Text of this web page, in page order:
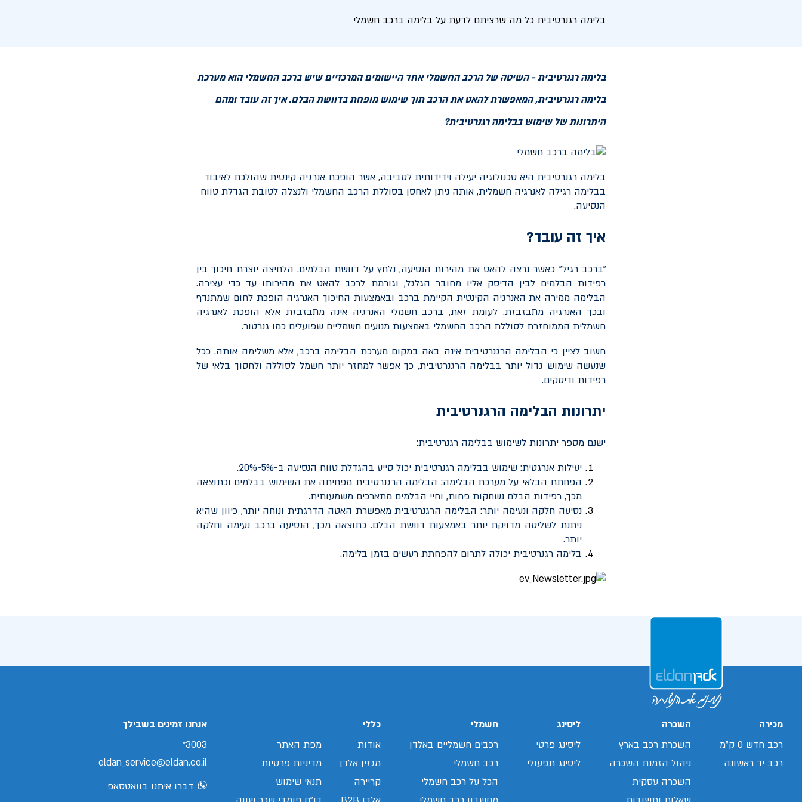
בלימה רגנרטיבית כל מה שרציתם לדעת על בלימה ברכב חשמלי
בלימה רגנרטיבית - השיטה של הרכב החשמלי אחד היישומים המרכזיים שיש ברכב החשמלי הוא מערכת
בלימה רגנרטיבית, המאפשרת להאט את הרכב תוך שימוש מופחת בדוושת הבלם. איך זה עובד ומהם
היתרונות של שימוש בבלימה רגנרטיבית?
בלימה רגנרטיבית היא טכנולוגיה יעילה וידידותית לסביבה, אשר הופכת אנרגיה קינטית שהולכת לאיבוד
בבלימה רגילה לאנרגיה חשמלית, אותה ניתן לאחסן בסוללת הרכב החשמלי ולנצלה לטובת הגדלת טווח
הנסיעה.
איך זה עובד?
"ברכב רגיל" כאשר נרצה להאט את מהירות הנסיעה, נלחץ על דוושת הבלמים. הלחיצה יוצרת חיכוך בין
רפידות הבלמים לבין הדיסק אליו מחובר הגלגל, וגורמת לרכב להאט את מהירותו עד כדי עצירה.
הבלימה ממירה את האנרגיה הקינטית הקיימת ברכב ובאמצעות החיכוך האנרגיה הופכת לחום שמתנדף
ובכך האנרגיה מתבזבזת. לעומת זאת, ברכב חשמלי האנרגיה אינה מתבזבזת אלא הופכת לאנרגיה
חשמלית הממוחזרת לסוללת הרכב החשמלי באמצעות מנועים חשמליים שפועלים כמו גנרטור.
חשוב לציין כי הבלימה הרגנרטיבית אינה באה במקום מערכת הבלימה ברכב, אלא משלימה אותה. ככל
שנעשה שימוש גדול יותר בבלימה הרגנרטיבית, כך אפשר למחזר יותר חשמל לסוללה ולחסוך בלאי של
רפידות ודיסקים.
יתרונות הבלימה הרגנרטיבית
ישנם מספר יתרונות לשימוש בבלימה רגנרטיבית:
יעילות אנרגטית: שימוש בבלימה רגנרטיבית יכול סייע בהגדלת טווח הנסיעה ב-5%-20%.
הפחתת הבלאי על מערכת הבלימה: הבלימה הרגנרטיבית מפחיתה את השימוש בבלמים וכתוצאה
מכך, רפידות הבלם נשחקות פחות, וחיי הבלמים מתארכים משמעותית.
נסיעה חלקה ונעימה יותר: הבלימה הרגנרטיבית מאפשרת האטה הדרגתית ונוחה יותר, כיוון שהיא
ניתנת לשליטה מדויקת יותר באמצעות דוושת הבלם. כתוצאה מכך, הנסיעה ברכב נעימה וחלקה
יותר.
בלימה רגנרטיבית יכולה לתרום להפחתת רעשים בזמן בלימה.
מכירה
רכב חדש 0 ק"מ
רכב יד ראשונה
השכרה
השכרת רכב בארץ
ניהול הזמנת השכרה
השכרה עסקית
ליסינג
ליסינג פרטי
ליסינג תפעולי
חשמלי
רכבים חשמליים באלדן
רכב חשמלי
הכל על רכב חשמלי
כללי
אודות
מגזין אלדן
קריירה
מפת האתר
מדיניות פרטיות
תנאי שימוש
אנחנו זמינים בשבילך
3003*
eldan_service@eldan.co.il
דברו איתנו בוואטסאפ